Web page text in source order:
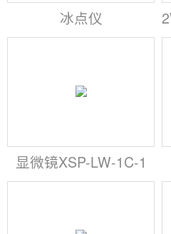
冰点仪
显微镜XSP-LW-1C-1